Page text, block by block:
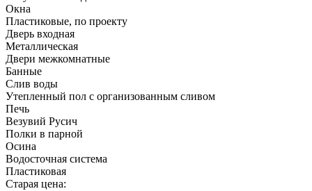
Окна
Пластиковые, по проекту
Дверь входная
Металлическая
Двери межкомнатные
Банные
Слив воды
Утепленный пол с организованным сливом
Печь
Везувий Русич
Полки в парной
Осина
Водосточная система
Пластиковая
Старая цена: